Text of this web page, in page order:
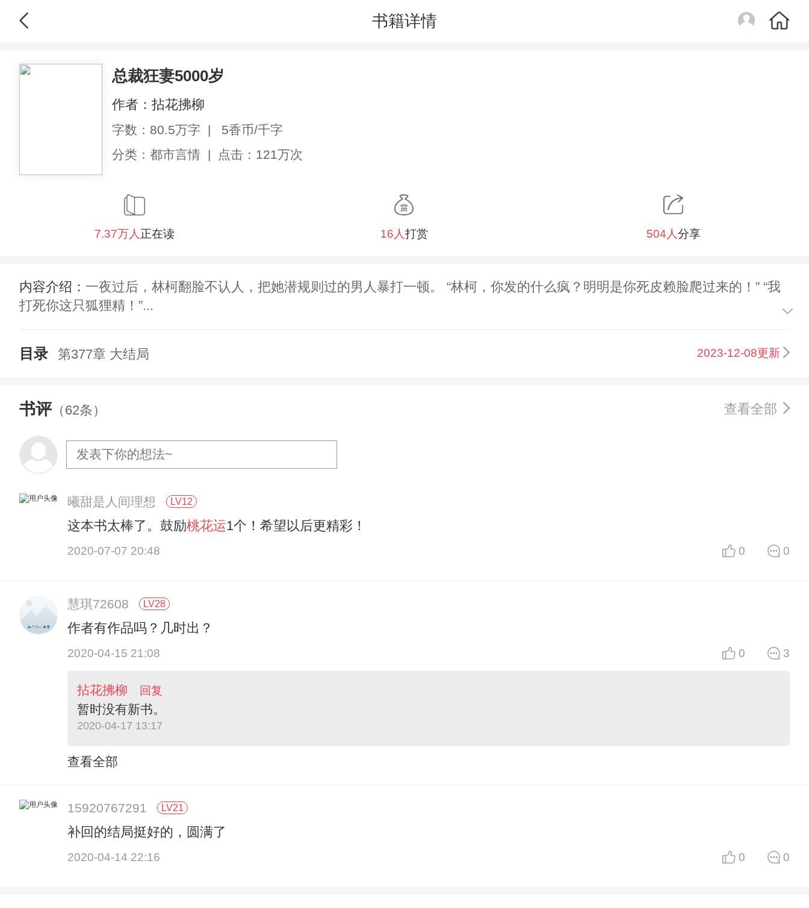
书籍详情
总裁狂妻5000岁
作者： 拈花拂柳
字数：80.5万字 |
5香币/千字
分类： 都市言情 | 点击：121万次
7.37万人 正在读 16人打赏 504人分享
内容介绍： 一夜过后，林柯翻脸不认人，把她潜规则过的男人暴打一顿。 “林柯，你发的什么疯？明明是你死皮赖脸爬过来的！” “我
打死你这只狐狸精！”...
目录 第377章 大结局 2023-12-08更新
书评（62条） 查看全部
曦甜是人间理想 LV12
这本书太棒了。鼓励桃花运1个！希望以后更精彩！
2020-07-07 20:48 0 0
慧琪72608 LV28
作者有作品吗？几时出？
2020-04-15 21:08 0 3
拈花拂柳 回复
暂时没有新书。
2020-04-17 13:17
查看全部
15920767291 LV21
补回的结局挺好的，圆满了
2020-04-14 22:16 0 0